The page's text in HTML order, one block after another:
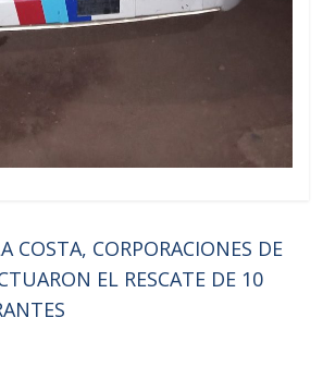
COSTA, CORPORACIONES DE
EL RESCATE DE 10